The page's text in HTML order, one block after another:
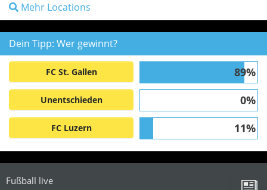
Mehr Locations
Dein Tipp: Wer gewinnt?
FC St. Gallen 89%
Unentschieden 0%
FC Luzern 11%
Fußball live